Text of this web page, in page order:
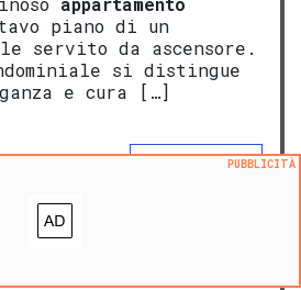
piano di un
servito da ascensore.
si distingue
e cura […]
ALTRE FONTI
questo immobile
PUBBLICITÀ